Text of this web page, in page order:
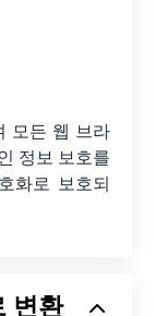
모든 웹 브라
정보 보호를
화로 보호되
로 변환